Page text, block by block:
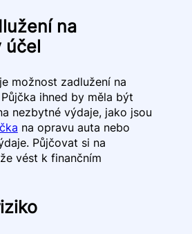
na
účel
možnost zadlužení na
ihned by měla být
nezbytné výdaje, jako jsou
na opravu auta nebo
Půjčovat si na
vést k finančním